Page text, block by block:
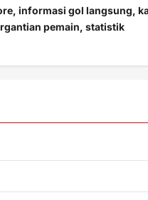
informasi gol langsung,
pemain, statistik